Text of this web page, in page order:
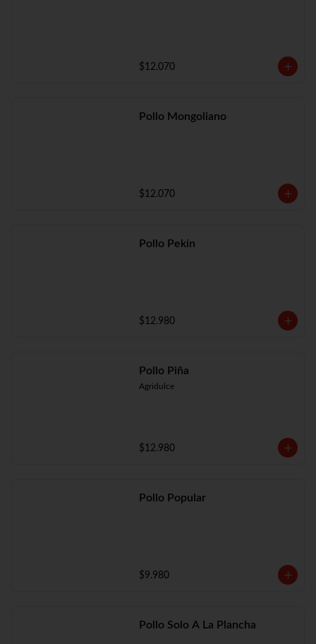
$12.070
Pollo Mongoliano
$12.070
Pollo Pekín
$12.980
Pollo Piña
Agridulce
$12.980
Pollo Popular
$9.980
Pollo Solo A La Plancha